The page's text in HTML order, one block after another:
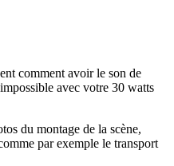
comment avoir le son de
avec votre 30 watts
du montage de la scène,
par exemple le transport